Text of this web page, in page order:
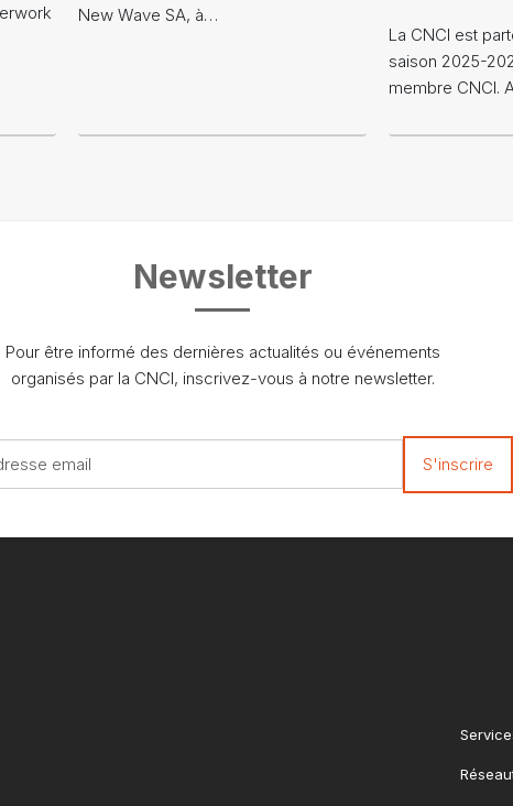
New Wave SA, à…
La CNCI est
saison 2025-
membre CNCI.
Newsletter
Pour être informé des dernières actualités ou événements
organisés par la CNCI, inscrivez-vous à notre newsletter.